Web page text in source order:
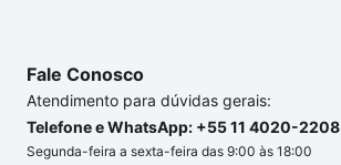
Fale Conosco
Atendimento para dúvidas gerais:
Telefone e WhatsApp: +55 11 4020-2208
Segunda-feira a sexta-feira das 9:00 às 18:00